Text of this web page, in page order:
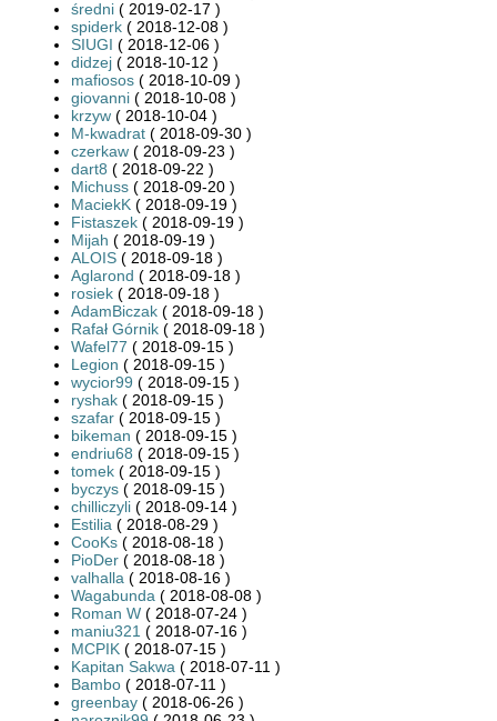
średni ( 2019-02-17 )
spiderk ( 2018-12-08 )
SIUGI ( 2018-12-06 )
didzej ( 2018-10-12 )
mafiosos ( 2018-10-09 )
giovanni ( 2018-10-08 )
krzyw ( 2018-10-04 )
M-kwadrat ( 2018-09-30 )
czerkaw ( 2018-09-23 )
dart8 ( 2018-09-22 )
Michuss ( 2018-09-20 )
MaciekK ( 2018-09-19 )
Fistaszek ( 2018-09-19 )
Mijah ( 2018-09-19 )
ALOIS ( 2018-09-18 )
Aglarond ( 2018-09-18 )
rosiek ( 2018-09-18 )
AdamBiczak ( 2018-09-18 )
Rafał Górnik ( 2018-09-18 )
Wafel77 ( 2018-09-15 )
Legion ( 2018-09-15 )
wycior99 ( 2018-09-15 )
ryshak ( 2018-09-15 )
szafar ( 2018-09-15 )
bikeman ( 2018-09-15 )
endriu68 ( 2018-09-15 )
tomek ( 2018-09-15 )
byczys ( 2018-09-15 )
chilliczyli ( 2018-09-14 )
Estilia ( 2018-08-29 )
CooKs ( 2018-08-18 )
PioDer ( 2018-08-18 )
valhalla ( 2018-08-16 )
Wagabunda ( 2018-08-08 )
Roman W ( 2018-07-24 )
maniu321 ( 2018-07-16 )
MCPIK ( 2018-07-15 )
Kapitan Sakwa ( 2018-07-11 )
Bambo ( 2018-07-11 )
greenbay ( 2018-06-26 )